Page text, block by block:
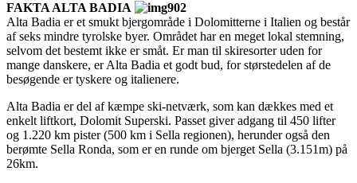
FAKTA ALTA BADIA
Alta Badia er et smukt bjergområde i Dolomitterne i Italien og består
af seks mindre tyrolske byer. Området har en meget lokal stemning,
selvom det bestemt ikke er småt. Er man til skiresorter uden for
mange danskere, er Alta Badia et godt bud, for størstedelen af de
besøgende er tyskere og italienere.
Alta Badia er del af kæmpe ski-netværk, som kan dækkes med et
enkelt liftkort, Dolomit Superski. Passet giver adgang til 450 lifter
og 1.220 km pister (500 km i Sella regionen), herunder også den
berømte Sella Ronda, som er en runde om bjerget Sella (3.151m) på
26km.